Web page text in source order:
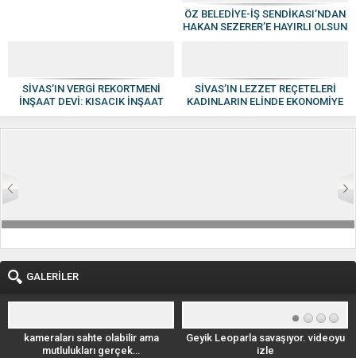
ÖZ BELEDİYE-İŞ SENDİKASI’NDAN
HAKAN SEZERER’E HAYIRLI OLSUN
SİVAS’IN VERGİ REKORTMENİ
İNŞAAT DEVİ: KISACIK İNŞAAT
GÜVEN VE KALİTENİN ADI OLDU
SİVAS’IN LEZZET REÇETELERİ
KADINLARIN ELİNDE EKONOMİYE
KAZANDIRILIYOR
GALERİLER
kameraları sahte olabilir ama
mutlulukları gerçek…
Geyik Leoparla savaşıyor. videoyu
izle